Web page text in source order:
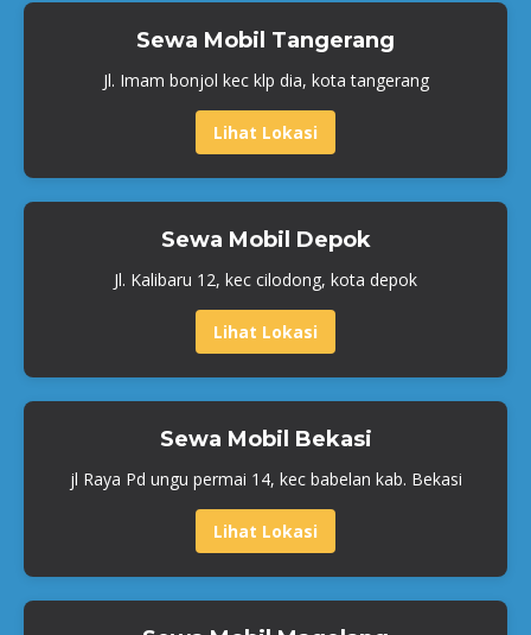
Sewa Mobil Tangerang
Jl. Imam bonjol kec klp dia, kota tangerang
Lihat Lokasi
Sewa Mobil Depok
Jl. Kalibaru 12, kec cilodong, kota depok
Lihat Lokasi
Sewa Mobil Bekasi
jl Raya Pd ungu permai 14, kec babelan kab. Bekasi
Lihat Lokasi